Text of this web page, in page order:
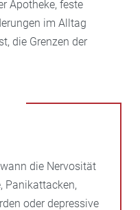
Apotheke, feste
im Alltag
die Grenzen der
die Nervosität
Panikattacken,
oder depressive